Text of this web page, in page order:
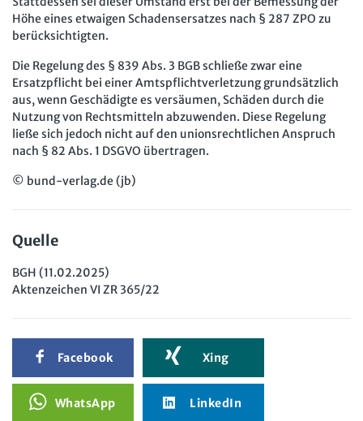
Höhe eines etwaigen Schadensersatzes nach § 287 ZPO zu
berücksichtigten.
Die Regelung des § 839 Abs. 3 BGB schließe zwar eine
Ersatzpflicht bei einer Amtspflichtverletzung grundsätzlich
aus, wenn Geschädigte es versäumen, Schäden durch die
Nutzung von Rechtsmitteln abzuwenden. Diese Regelung
ließe sich jedoch nicht auf den unionsrechtlichen Anspruch
nach § 82 Abs. 1 DSGVO übertragen.
© bund-verlag.de (jb)
Quelle
BGH (11.02.2025)
Aktenzeichen VI ZR 365/22
Facebook Xing
WhatsApp LinkedIn